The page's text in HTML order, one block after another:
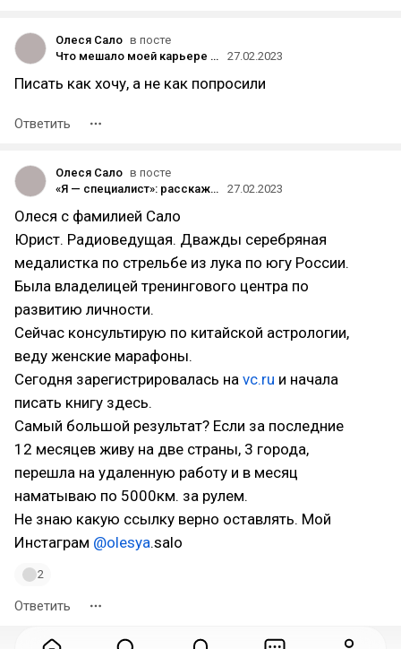
Олеся Сало в посте
Что мешало моей карьере развиваться — личный опыт пиарщицы Громовой
27.02.2023
Писать как хочу, а не как попросили
Ответить
Олеся Сало в посте
«Я — специалист»: расскажите в комментариях о себе и своём профессиональном пути
27.02.2023
Олеся с фамилией Сало
Юрист. Радиоведущая. Дважды серебряная
медалистка по стрельбе из лука по югу России.
Была владелицей тренингового центра по
развитию личности.
Сейчас консультирую по китайской астрологии,
веду женские марафоны.
Сегодня зарегистрировалась на vc.ru и начала
писать книгу здесь.
Самый большой результат? Если за последние
12 месяцев живу на две страны, 3 города,
перешла на удаленную работу и в месяц
наматываю по 5000км. за рулем.
Не знаю какую ссылку верно оставлять. Мой
Инстаграм @olesya.salo
2
Ответить